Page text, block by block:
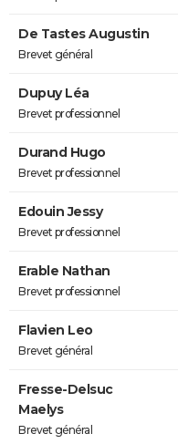
De Tastes Augustin
Brevet général
Dupuy Léa
Brevet professionnel
Durand Hugo
Brevet professionnel
Edouin Jessy
Brevet professionnel
Erable Nathan
Brevet professionnel
Flavien Leo
Brevet général
Fresse-Delsuc
Maelys
Brevet général